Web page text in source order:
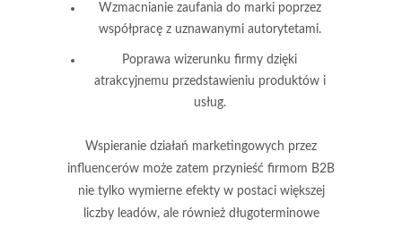
Wzmacnianie zaufania do marki poprzez
współpracę z uznawanymi autorytetami.
Poprawa wizerunku firmy dzięki
atrakcyjnemu przedstawieniu produktów i
usług.
Wspieranie działań marketingowych przez
influencerów może zatem przynieść firmom B2B
nie tylko wymierne efekty w postaci większej
liczby leadów, ale również długoterminowe